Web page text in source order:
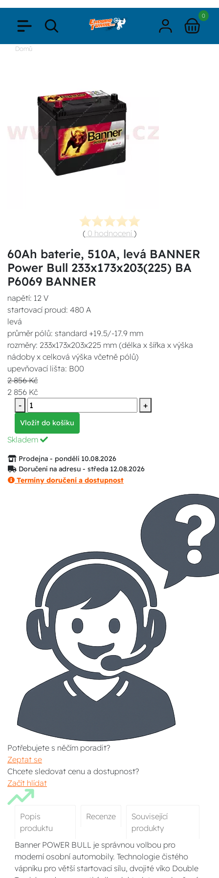
0
Domů
( 0 hodnocení )
60Ah baterie, 510A, levá BANNER
Power Bull 233x173x203(225) BA
P6069 BANNER
napětí: 12 V
startovací proud: 480 A
levá
průměr pólů: standard +19.5/-17.9 mm
rozměry: 233x173x203x225 mm (délka x šířka x výška
nádoby x celková výška včetně pólů)
upevňovací lišta: B00
2 856 Kč
2 856 Kč
-
+
Vložit do košíku
Skladem
Prodejna - pondělí 10.08.2026
Doručení na adresu - středa 12.08.2026
Termíny doručení a dostupnost
Potřebujete s něčím poradit?
Zeptat se
Chcete sledovat cenu a dostupnost?
Začít hlídat
Popis
produktu
Recenze
Související
produkty
Banner POWER BULL je správnou volbou pro
moderní osobní automobily. Technologie čistého
vápníku pro větší startovací sílu, dvojité víko Double